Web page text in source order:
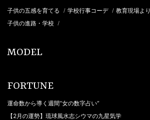
子供の五感を育てる / 学校行事コーデ / 教育現場より
子供の進路・学校 /
MODEL
FORTUNE
運命数から導く週間“女の数字占い”
【2月の運勢】琉球風水志シウマの九星気学